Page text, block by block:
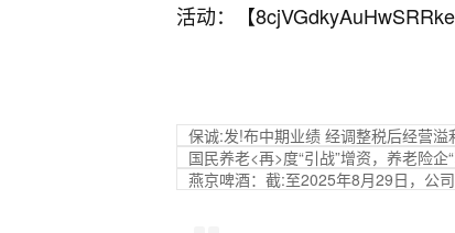
活动：【
保诚:发!布中期业绩 经调整税后经营
国民养老<再>度“引战”增资，养老险企
燕京啤酒：截:至2025年8月29日，公